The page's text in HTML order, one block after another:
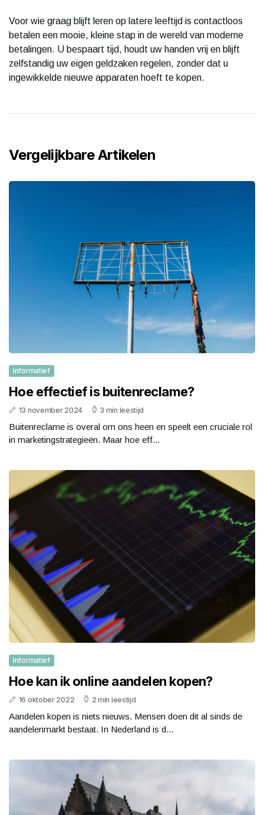
Voor wie graag blijft leren op latere leeftijd is contactloos
betalen een mooie, kleine stap in de wereld van moderne
betalingen. U bespaart tijd, houdt uw handen vrij en blijft
zelfstandig uw eigen geldzaken regelen, zonder dat u
ingewikkelde nieuwe apparaten hoeft te kopen.
Vergelijkbare Artikelen
Informatief
Hoe effectief is buitenreclame?
13 november 2024 3 min leestijd
Buitenreclame is overal om ons heen en speelt een cruciale rol
in marketingstrategieën. Maar hoe eff...
Informatief
Hoe kan ik online aandelen kopen?
16 oktober 2022 2 min leestijd
Aandelen kopen is niets nieuws. Mensen doen dit al sinds de
aandelenmarkt bestaat. In Nederland is d...